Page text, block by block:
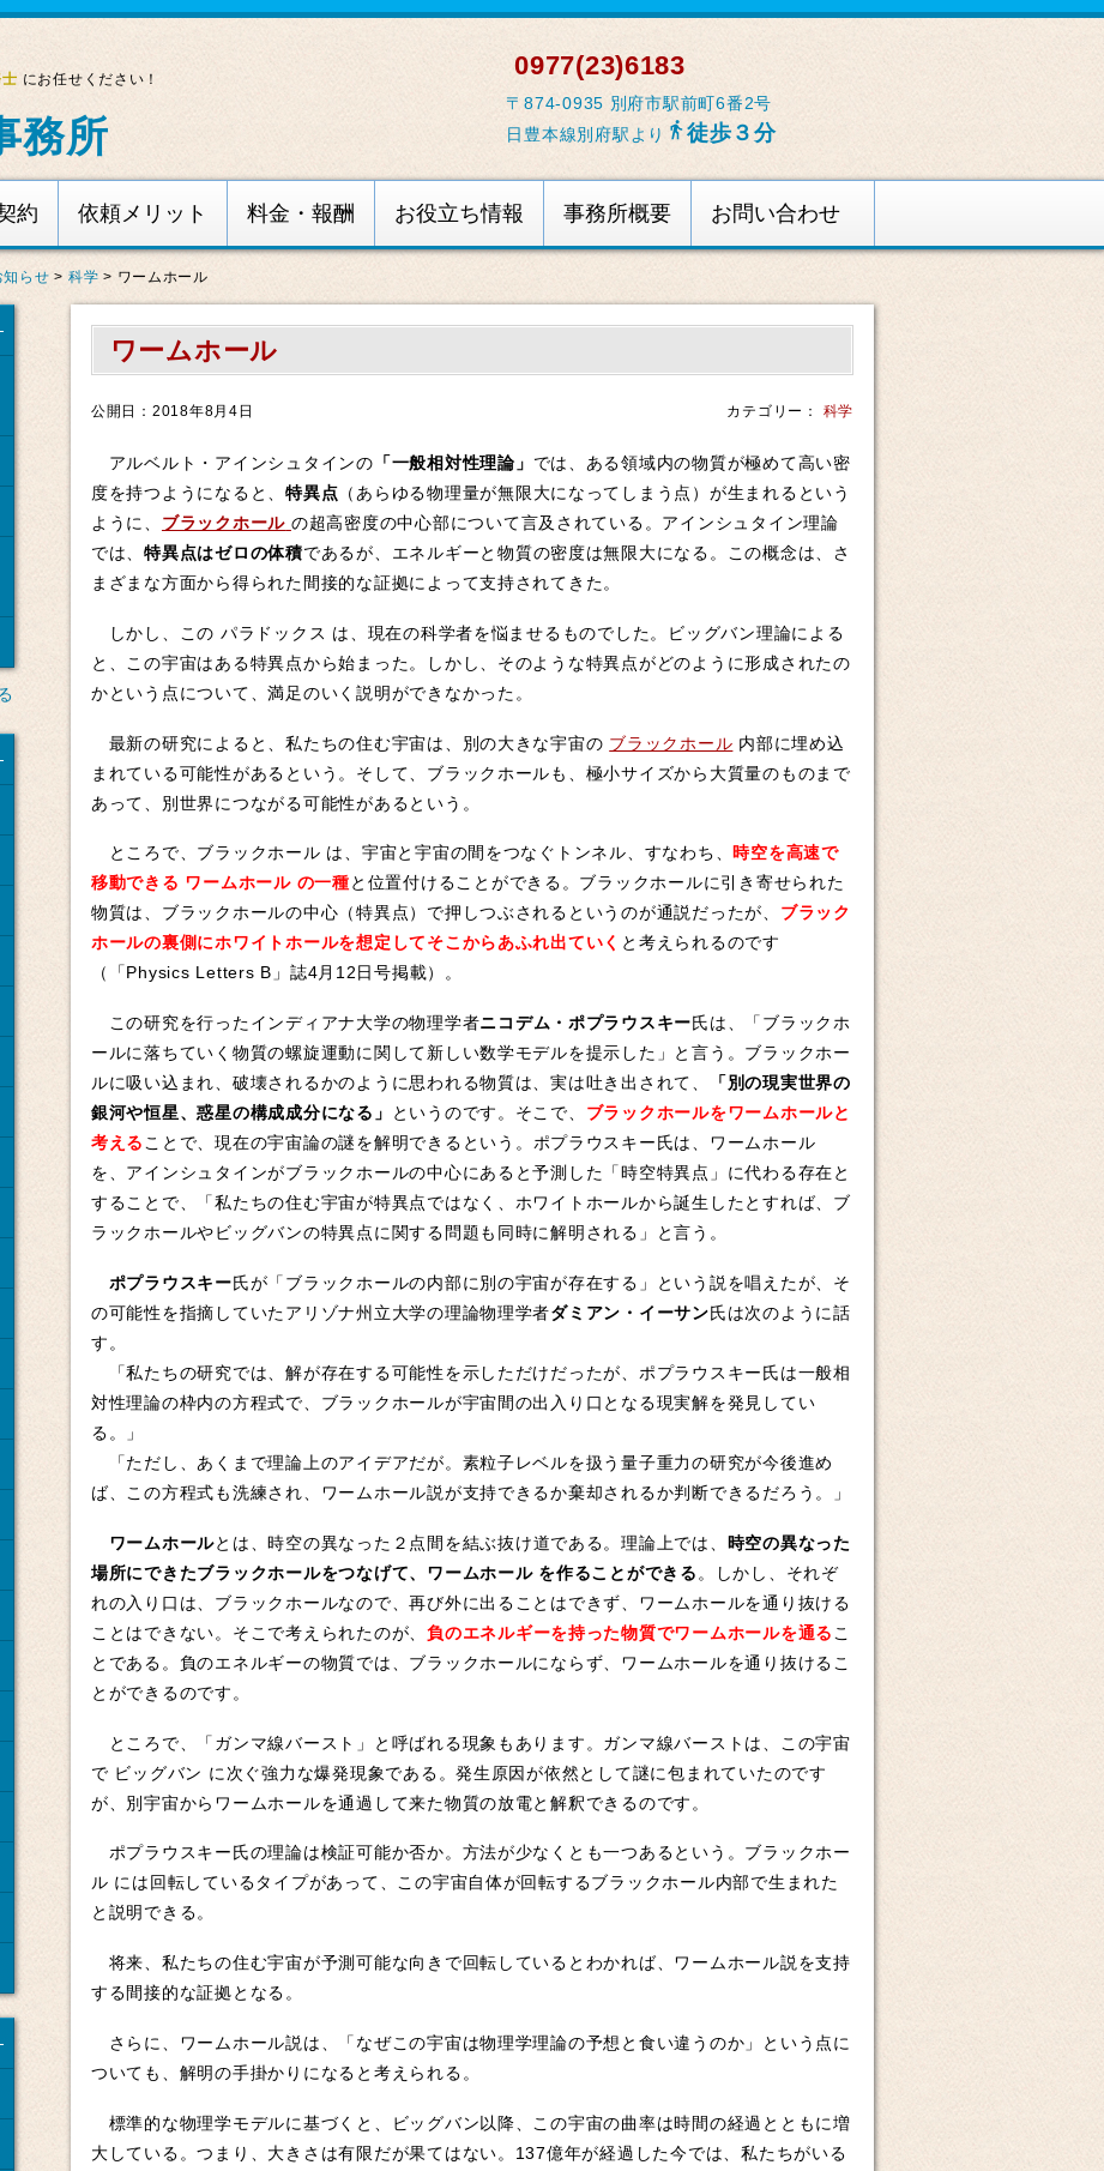
にお任せください！
務所
0977(23)6183
〒874-0935 別府市駅前町6番2号
日豊本線別府駅より 徒歩３分
約 依頼メリット 料金・報酬 お役立ち情報 事務所概要 お問い合わせ
知らせ > 科学 > ワームホール
ワームホール
カテゴリー： 科学
公開日：2018年8月4日
アルベルト・アインシュタインの 「一般相対性理論」 では、ある領域内の物質が極めて高い密
度を持つようになると、特異点 （あらゆる物理量が無限大になってしまう点）が生まれるという
ように、 ブラックホール の超高密度の中心部について言及されている。アインシュタイン理論
では、特異点はゼロの体積であるが、エネルギーと物質の密度は無限大になる。この概念は、さ
まざまな方面から得られた間接的な証拠によって支持されてきた。
しかし、この パラドックス は、現在の科学者を悩ませるものでした。ビッグバン理論による
と、この宇宙はある特異点から始まった。しかし、そのような特異点がどのように形成されたの
かという点について、満足のいく説明ができなかった。
最新の研究によると、私たちの住む宇宙は、別の大きな宇宙の ブラックホール 内部に埋め込
まれている可能性があるという。そして、ブラックホールも、極小サイズから大質量のものまで
あって、別世界につながる可能性があるという。
ところで、ブラックホール は、宇宙と宇宙の間をつなぐトンネル、すなわち、 時空を高速で
移動できる ワームホール の一種と位置付けることができる。ブラックホールに引き寄せられた
物質は、ブラックホールの中心（特異点）で押しつぶされるというのが通説だったが、 ブラック
ホールの裏側にホワイトホールを想定してそこからあふれ出ていく と考えられるのです
（「Physics Letters B」誌4月12日号掲載）。
この研究を行ったインディアナ大学の物理学者ニコデム・ポプラウスキー氏は、「ブラックホ
ールに落ちていく物質の螺旋運動に関して新しい数学モデルを提示した」と言う。ブラックホー
ルに吸い込まれ、破壊されるかのように思われる物質は、実は吐き出されて、
「別の現実世界の
銀河や恒星、惑星の構成成分になる」
というのです。そこで、 ブラックホールをワームホールと
考える ことで、現在の宇宙論の謎を解明できるという。ポプラウスキー氏は、ワームホール
を、アインシュタインがブラックホールの中心にあると予測した「時空特異点」に代わる存在と
することで、「私たちの住む宇宙が特異点ではなく、ホワイトホールから誕生したとすれば、ブ
ラックホールやビッグバンの特異点に関する問題も同時に解明される」と言う。
ポプラウスキー氏が「ブラックホールの内部に別の宇宙が存在する」という説を唱えたが、そ
の可能性を指摘していたアリゾナ州立大学の理論物理学者ダミアン・イーサン氏は次のように話
す。
「私たちの研究では、解が存在する可能性を示しただけだったが、ポプラウスキー氏は一般相
対性理論の枠内の方程式で、ブラックホールが宇宙間の出入り口となる現実解を発見してい
る。」
「ただし、あくまで理論上のアイデアだが。素粒子レベルを扱う量子重力の研究が今後進め
ば、この方程式も洗練され、ワームホール説が支持できるか棄却されるか判断できるだろう。」
ワームホールとは、時空の異なった２点間を結ぶ抜け道である。理論上では、 時空の異なった
場所にできたブラックホールをつなげて、ワームホール を作ることができる 。しかし、それぞ
れの入り口は、ブラックホールなので、再び外に出ることはできず、ワームホールを通り抜ける
ことはできない。そこで考えられたのが、負のエネルギーを持った物質でワームホールを通る こ
とである。負のエネルギーの物質では、ブラックホールにならず、ワームホールを通り抜けるこ
とができるのです。
ところで、「ガンマ線バースト」と呼ばれる現象もあります。ガンマ線バーストは、この宇宙
で ビッグバン に次ぐ強力な爆発現象である。発生原因が依然として謎に包まれていたのです
が、別宇宙からワームホールを通過して来た物質の放電と解釈できるのです。
ポプラウスキー氏の理論は検証可能か否か。方法が少なくとも一つあるという。ブラックホー
ル には回転しているタイプがあって、この宇宙自体が回転するブラックホール内部で生まれた
と説明できる。
将来、私たちの住む宇宙が予測可能な向きで回転しているとわかれば、ワームホール説を支持
する間接的な証拠となる。
さらに、ワームホール説は、「なぜこの宇宙は物理学理論の予想と食い違うのか」という点に
ついても、解明の手掛かりになると考えられる。
標準的な物理学モデルに基づくと、ビッグバン以降、この宇宙の曲率は時間の経過とともに増
大している。つまり、大きさは有限だが果てはない。137億年が経過した今では、私たちがいる